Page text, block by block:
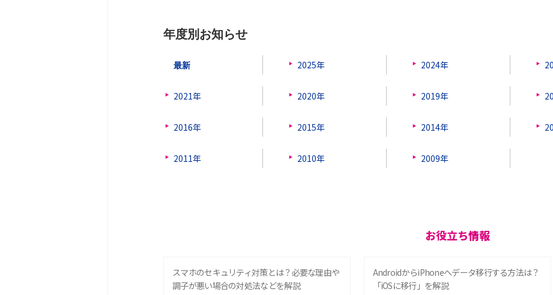
年度別お知らせ
最新 2025年 2024年
2021年 2020年 2019年
2016年 2015年 2014年
2011年 2010年 2009年
お役立ち情報
スマホのセキュリティ対策とは？必要な理由や
調子が悪い場合の対処法などを解説
AndroidからiPhoneへデータ移行する方法は？
「iOSに移行」を解説